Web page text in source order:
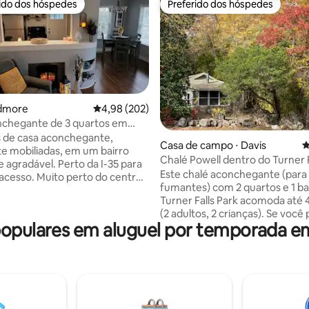
de 5, 272 avaliações
preferidos dos hóspedes
dos hóspedes
4,98 de uma avaliação média de 5, 202
4,98 (202)
de 3 quartos em
de Nice
casa aconchegante,
mobiliadas, em um bairro
agradável. Perto da I-35 para
Muito perto do centro
WinStar World! Familiar e
de estimação com muito
Preferido dos hóspedes
Preferido dos hóspedes
Casa de campo ⋅ Davis
Chalé Powell dentro do Turner
Este chalé aconchegante (para
fumantes) com 2 quartos e 1
Turner Falls Park acomoda até
(2 adultos, 2 crianças). Se você
de mais espaço ou planejar
por favor, procure em outro
para todos os hóspedes
em aluguel por temporada